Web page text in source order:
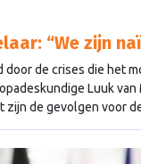
“We zijn
door de crises die het
Luuk van
zijn de gevolgen voor
met de Oekraïne
over het nieuwe